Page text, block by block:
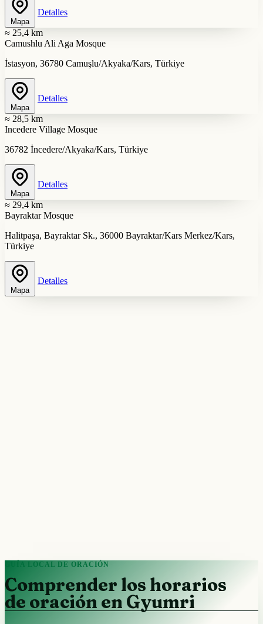
Mapa
Detalles
≈ 25,4 km
Camushlu Ali Aga Mosque
İstasyon, 36780 Camuşlu/Akyaka/Kars, Türkiye
Mapa
Detalles
≈ 28,5 km
Incedere Village Mosque
36782 İncedere/Akyaka/Kars, Türkiye
Mapa
Detalles
≈ 29,4 km
Bayraktar Mosque
Halitpaşa, Bayraktar Sk., 36000 Bayraktar/Kars Merkez/Kars,
Türkiye
Mapa
Detalles
GUÍA LOCAL DE ORACIÓN
Comprender los horarios
de oración en Gyumri